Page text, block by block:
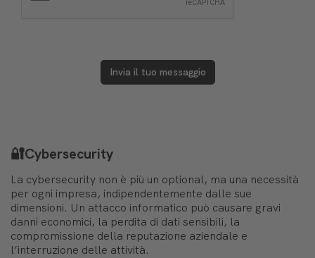
Invia il tuo messaggio
🔐Cybersecurity
La cybersecurity non è più un optional, ma una necessità
per ogni impresa, indipendentemente dalle sue
dimensioni. Un attacco informatico può causare gravi
danni economici, la perdita di dati sensibili, la
compromissione della reputazione aziendale e
l’interruzione delle attività.